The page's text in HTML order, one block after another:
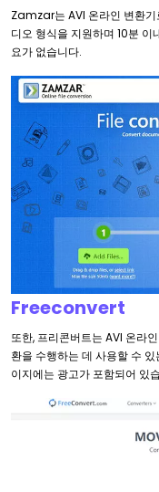
Zamzar는 AVI 온라인 변환기
디오 형식을 지원하며 10분
요가 없습니다.
Freeconvert
또한, 프리콘버트는 AVI 온라
환을 수행하는 데 사용할 수
이지에는 광고가 포함되어 있